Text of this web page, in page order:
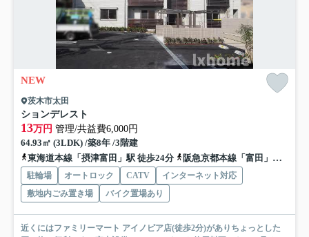
NEW
茨木市太田
ションデレスト
13万円 管理/共益費6,000円
64.93㎡ (3LDK) /築8年 /3階建
東海道本線「摂津富田」駅 徒歩24分
阪急京都本線「富田」駅 徒歩25分
駐輪場 オートロック CATV
インターネット対応
敷地内ごみ置き場
バイク置場あり
近くにはファミリーマート アイノピア店(徒歩2分)がありちょっとした